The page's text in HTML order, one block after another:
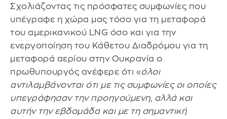
Σχολιάζοντας τις πρόσφατες συμφωνίες που
υπέγραφε η χώρα μας τόσο για τη μεταφορά
του αμερικανικού LNG όσο και για την
ενεργοποίηση του Κάθετου Διαδρόμου για τη
μεταφορά αερίου στην Ουκρανία ο
πρωθυπουργός ανέφερε ότι «όλοι
αντιλαμβάνονται ότι με τις συμφωνίες οι οποίες
υπεγράφησαν την προηγούμενη, αλλά και
αυτήν την εβδομάδα και με τη σημαντική